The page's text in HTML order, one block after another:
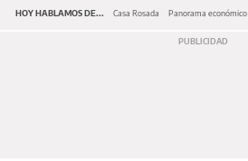
HOY HABLAMOS DE... Casa Rosada Panorama económico